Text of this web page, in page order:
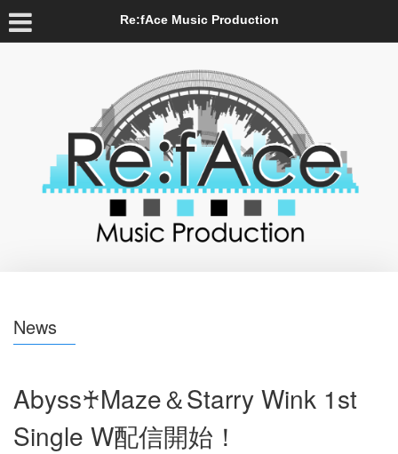
Re:fAce Music Production
News
Abyss♰Maze＆Starry Wink 1st
Single W配信開始！